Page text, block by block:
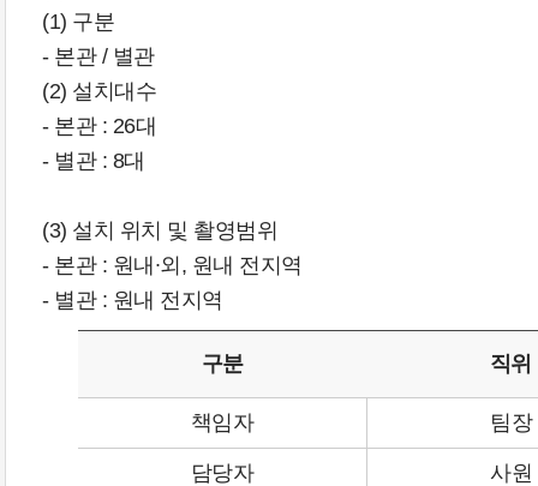
(1) 구분
- 본관 / 별관
(2) 설치대수
- 본관 : 26대
- 별관 : 8대
(3) 설치 위치 및 촬영범위
- 본관 : 원내∙외, 원내 전지역
- 별관 : 원내 전지역
구분 직위
책임자 팀장
담당자 사원